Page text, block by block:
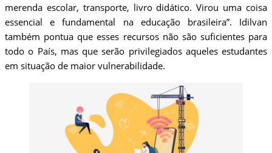
merenda escolar, transporte, livro didático. Virou uma coisa
essencial e fundamental na educação brasileira”. Idilvan
também pontua que esses recursos não são suficientes para
todo o País, mas que serão privilegiados aqueles estudantes
em situação de maior vulnerabilidade.